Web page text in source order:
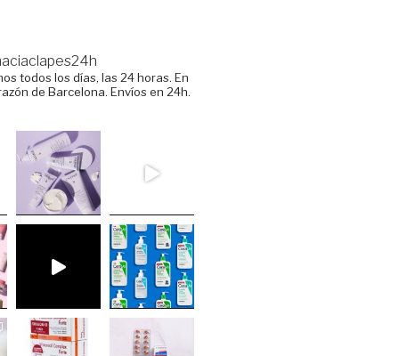
todos los días, las 24 horas. En
de Barcelona. Envíos en 24h.